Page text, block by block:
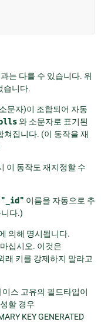
는 다를 수 있습니다. 위
습니다.
문자)이 조합되어 자동
와 소문자로 표기된
쳐집니다. (이 동작을 재
이 동작도 재지정할 수
"_id" 이름을 자동으로 추
다.)
의해 명시됩니다.
십시오. 이것은
래 키를 강제하지 말라고
스 고유의 필드타입이
할 경우
KEY GENERATED